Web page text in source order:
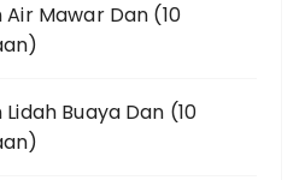
Mawar Dan (10
Buaya Dan (10